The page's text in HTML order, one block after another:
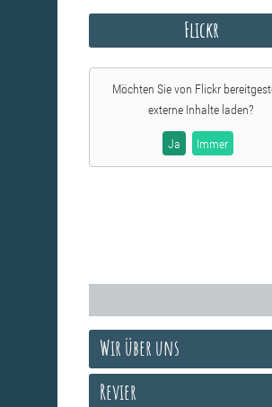
Flickr
Möchten Sie von Flickr
externe Inhalte laden?
Ja Immer
Wir über uns
Revier